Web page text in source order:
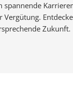
spannende
Vergütung.
Zukunft.